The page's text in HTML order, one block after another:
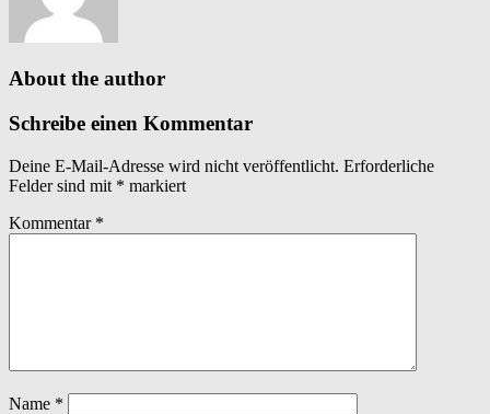
About the author
Schreibe einen Kommentar
Deine E-Mail-Adresse wird nicht veröffentlicht. Erforderliche
Felder sind mit * markiert
Kommentar *
Name *